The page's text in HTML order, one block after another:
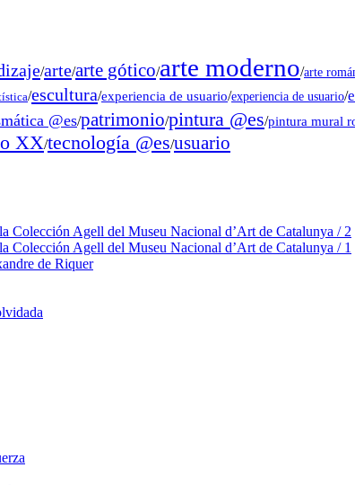
/arte/arte gótico/arte moderno/arte
/escultura/experiencia de usuario/experiencia de usuario/
@es/patrimonio/pintura @es/pintura mural
XX/tecnología @es/usuario
Colección Agell del Museu Nacional d’Art de Catalunya / 2
Colección Agell del Museu Nacional d’Art de Catalunya / 1
de Riquer